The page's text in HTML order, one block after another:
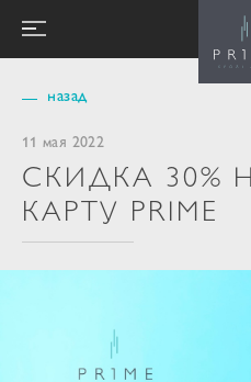
назад
11 мая 2022
СКИДКА 30%
КАРТУ PRIME